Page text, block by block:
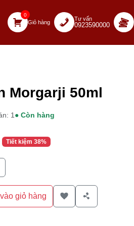
0
Giỏ hàng
Tư vấn
0923590000
Morgarji 50ml
1 ● Còn hàng
Tiết kiệm 38%
giỏ hàng